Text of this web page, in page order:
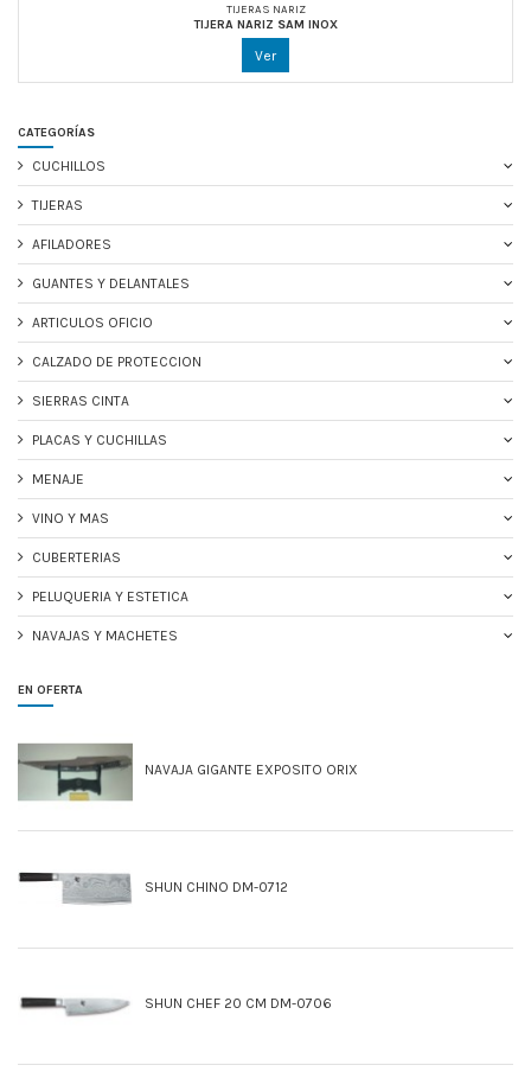
TIJERAS NARIZ
TIJERA NARIZ SAM INOX
Ver
CATEGORÍAS
CUCHILLOS
TIJERAS
AFILADORES
GUANTES Y DELANTALES
ARTICULOS OFICIO
CALZADO DE PROTECCION
SIERRAS CINTA
PLACAS Y CUCHILLAS
MENAJE
VINO Y MAS
CUBERTERIAS
PELUQUERIA Y ESTETICA
NAVAJAS Y MACHETES
EN OFERTA
NAVAJA GIGANTE EXPOSITO ORIX
SHUN CHINO DM-0712
SHUN CHEF 20 CM DM-0706